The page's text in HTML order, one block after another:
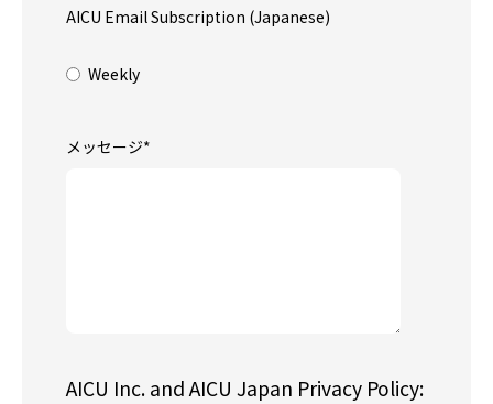
AICU Email Subscription (Japanese)
Weekly
メッセージ*
AICU Inc. and AICU Japan Privacy Policy: